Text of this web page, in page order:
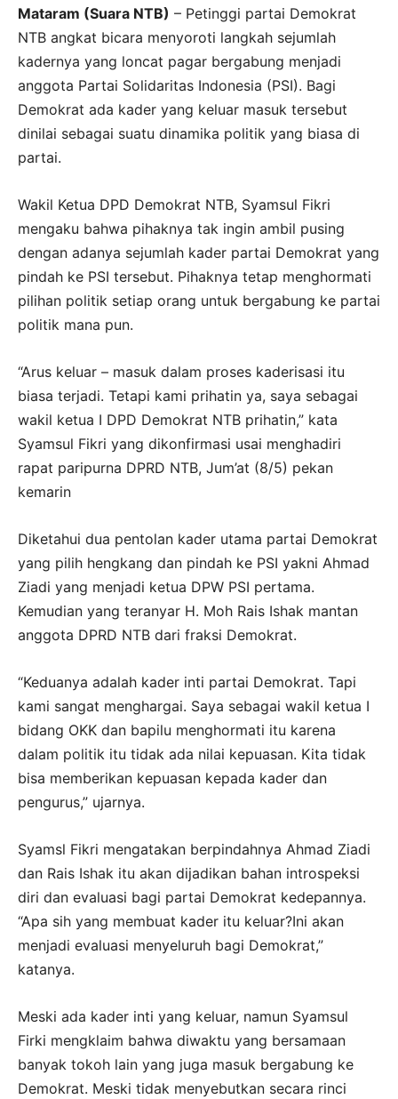
Mataram (Suara NTB) – Petinggi partai Demokrat
NTB angkat bicara menyoroti langkah sejumlah
kadernya yang loncat pagar bergabung menjadi
anggota Partai Solidaritas Indonesia (PSI). Bagi
Demokrat ada kader yang keluar masuk tersebut
dinilai sebagai suatu dinamika politik yang biasa di
partai.
Wakil Ketua DPD Demokrat NTB, Syamsul Fikri
mengaku bahwa pihaknya tak ingin ambil pusing
dengan adanya sejumlah kader partai Demokrat yang
pindah ke PSI tersebut. Pihaknya tetap menghormati
pilihan politik setiap orang untuk bergabung ke partai
politik mana pun.
“Arus keluar – masuk dalam proses kaderisasi itu
biasa terjadi. Tetapi kami prihatin ya, saya sebagai
wakil ketua I DPD Demokrat NTB prihatin,” kata
Syamsul Fikri yang dikonfirmasi usai menghadiri
rapat paripurna DPRD NTB, Jum’at (8/5) pekan
kemarin
Diketahui dua pentolan kader utama partai Demokrat
yang pilih hengkang dan pindah ke PSI yakni Ahmad
Ziadi yang menjadi ketua DPW PSI pertama.
Kemudian yang teranyar H. Moh Rais Ishak mantan
anggota DPRD NTB dari fraksi Demokrat.
“Keduanya adalah kader inti partai Demokrat. Tapi
kami sangat menghargai. Saya sebagai wakil ketua I
bidang OKK dan bapilu menghormati itu karena
dalam politik itu tidak ada nilai kepuasan. Kita tidak
bisa memberikan kepuasan kepada kader dan
pengurus,” ujarnya.
Syamsl Fikri mengatakan berpindahnya Ahmad Ziadi
dan Rais Ishak itu akan dijadikan bahan introspeksi
diri dan evaluasi bagi partai Demokrat kedepannya.
“Apa sih yang membuat kader itu keluar?Ini akan
menjadi evaluasi menyeluruh bagi Demokrat,”
katanya.
Meski ada kader inti yang keluar, namun Syamsul
Firki mengklaim bahwa diwaktu yang bersamaan
banyak tokoh lain yang juga masuk bergabung ke
Demokrat. Meski tidak menyebutkan secara rinci